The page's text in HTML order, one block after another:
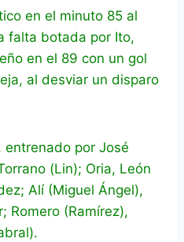
en el minuto 85 al
falta botada por Ito,
en el 89 con un gol
al desviar un disparo
entrenado por José
(Lin); Oria, León
Alí (Miguel Ángel),
Romero (Ramírez),